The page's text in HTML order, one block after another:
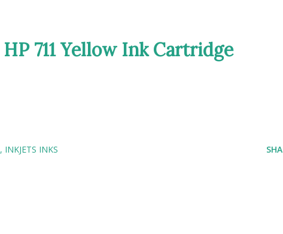
HP 711 Yellow Ink Cartridge
INKJETS INKS